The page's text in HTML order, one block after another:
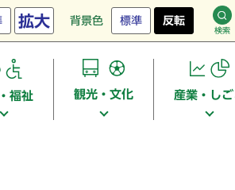
拡大 背景色 標準 反転
検索
福祉 観光・文化 産業・しご